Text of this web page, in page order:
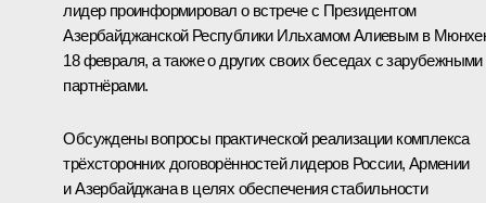
лидер проинформировал о встрече с Президентом
Азербайджанской Республики Ильхамом Алиевым в
18 февраля, а также о других своих беседах с зарубежными
партнёрами.
Обсуждены вопросы практической реализации комплекса
трёхсторонних договорённостей лидеров России, Армении
и Азербайджана в целях обеспечения стабильности